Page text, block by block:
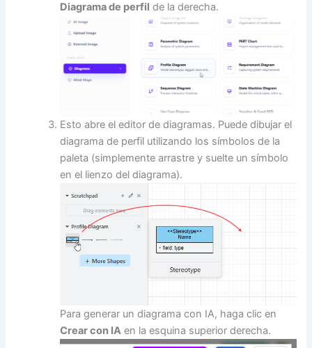
Diagrama de perfil de la derecha.
Esto abre el editor de diagramas. Puede dibujar el
diagrama de perfil utilizando los símbolos de la
paleta (simplemente arrastre y suelte un símbolo
en el lienzo del diagrama).
Para generar un diagrama con IA, haga clic en
Crear con IA en la esquina superior derecha.